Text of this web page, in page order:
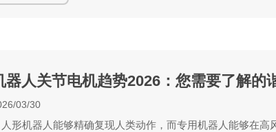
器人关节电机趋势2026：您需要了解的
03/30
形机器人能够精确复现人类动作，而专用机器人能够在